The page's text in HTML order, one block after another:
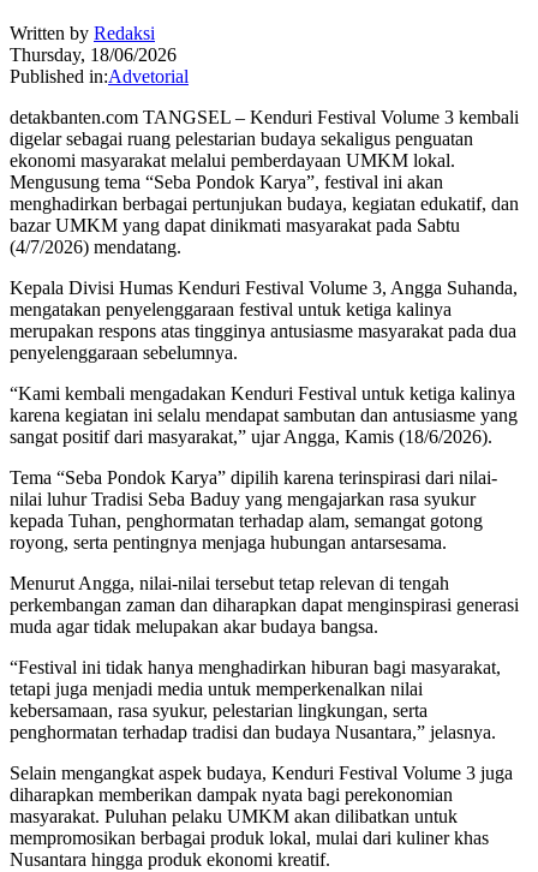
Written by Redaksi
Thursday, 18/06/2026
Published in:Advetorial
detakbanten.com TANGSEL – Kenduri Festival Volume 3 kembali
digelar sebagai ruang pelestarian budaya sekaligus penguatan
ekonomi masyarakat melalui pemberdayaan UMKM lokal.
Mengusung tema “Seba Pondok Karya”, festival ini akan
menghadirkan berbagai pertunjukan budaya, kegiatan edukatif, dan
bazar UMKM yang dapat dinikmati masyarakat pada Sabtu
(4/7/2026) mendatang.
Kepala Divisi Humas Kenduri Festival Volume 3, Angga Suhanda,
mengatakan penyelenggaraan festival untuk ketiga kalinya
merupakan respons atas tingginya antusiasme masyarakat pada dua
penyelenggaraan sebelumnya.
“Kami kembali mengadakan Kenduri Festival untuk ketiga kalinya
karena kegiatan ini selalu mendapat sambutan dan antusiasme yang
sangat positif dari masyarakat,” ujar Angga, Kamis (18/6/2026).
Tema “Seba Pondok Karya” dipilih karena terinspirasi dari nilai-
nilai luhur Tradisi Seba Baduy yang mengajarkan rasa syukur
kepada Tuhan, penghormatan terhadap alam, semangat gotong
royong, serta pentingnya menjaga hubungan antarsesama.
Menurut Angga, nilai-nilai tersebut tetap relevan di tengah
perkembangan zaman dan diharapkan dapat menginspirasi generasi
muda agar tidak melupakan akar budaya bangsa.
“Festival ini tidak hanya menghadirkan hiburan bagi masyarakat,
tetapi juga menjadi media untuk memperkenalkan nilai
kebersamaan, rasa syukur, pelestarian lingkungan, serta
penghormatan terhadap tradisi dan budaya Nusantara,” jelasnya.
Selain mengangkat aspek budaya, Kenduri Festival Volume 3 juga
diharapkan memberikan dampak nyata bagi perekonomian
masyarakat. Puluhan pelaku UMKM akan dilibatkan untuk
mempromosikan berbagai produk lokal, mulai dari kuliner khas
Nusantara hingga produk ekonomi kreatif.